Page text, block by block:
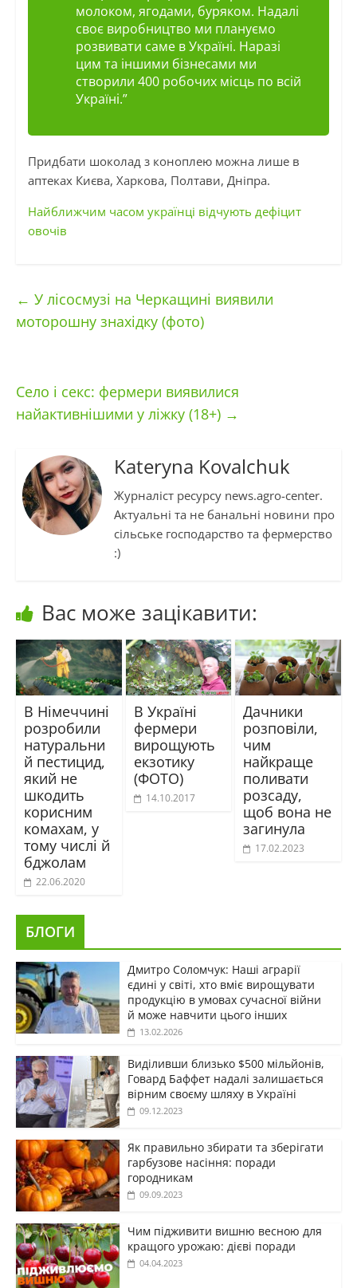
молоком, ягодами, буряком. Надалі
своє виробництво ми плануємо
розвивати саме в Україні. Наразі
цим та іншими бізнесами ми
створили 400 робочих місць по всій
Україні.”
Придбати шоколад з коноплею можна лише в
аптеках Києва, Харкова, Полтави, Дніпра.
Найближчим часом українці відчують дефіцит
овочів
← У лісосмузі на Черкащині виявили
моторошну знахідку (фото)
Село і секс: фермери виявилися
найактивнішими у ліжку (18+) →
Kateryna Kovalchuk
Журналіст ресурсу news.agro-center.
Актуальні та не банальні новини про
сільське господарство та фермерство
:)
Вас може зацікавити:
В Німеччині
розробили
натуральни
й пестицид,
який не
шкодить
корисним
комахам, у
тому числі й
бджолам
22.06.2020
В Україні
фермери
вирощують
екзотику
(ФОТО)
14.10.2017
Дачники
розповіли,
чим
найкраще
поливати
розсаду,
щоб вона не
загинула
17.02.2023
БЛОГИ
Дмитро Соломчук: Наші аграрії
єдині у світі, хто вміє вирощувати
продукцію в умовах сучасної війни
й може навчити цього інших
13.02.2026
Виділивши близько $500 мільйонів,
Говард Баффет надалі залишається
вірним своєму шляху в Україні
09.12.2023
Як правильно збирати та зберігати
гарбузове насіння: поради
городникам
09.09.2023
Чим підживити вишню весною для
кращого урожаю: дієві поради
04.04.2023